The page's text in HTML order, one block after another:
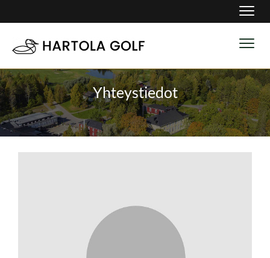
Yhteystiedot